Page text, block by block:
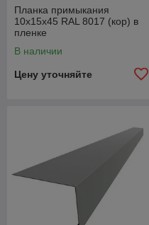
Планка примыкания
10х15х45 RAL 8017 (кор) в
пленке
В наличии
Цену уточняйте